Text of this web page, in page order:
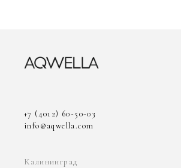
+7 (4012) 60-50-03
info@aqwella.com
Калининград